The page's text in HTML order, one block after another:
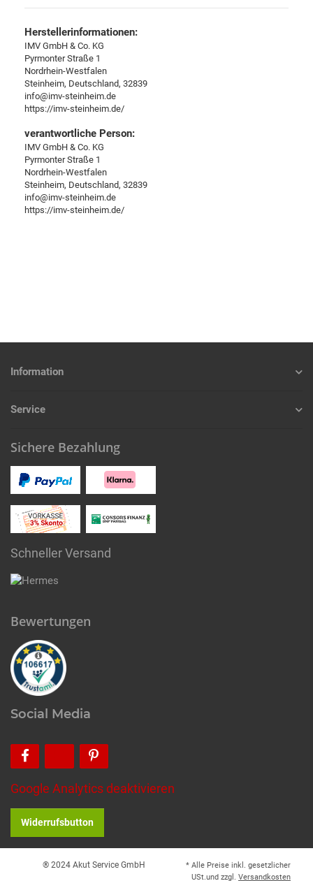
Herstellerinformationen:
IMV GmbH & Co. KG
Pyrmonter Straße 1
Nordrhein-Westfalen
Steinheim, Deutschland, 32839
info@imv-steinheim.de
https://imv-steinheim.de/
verantwortliche Person:
IMV GmbH & Co. KG
Pyrmonter Straße 1
Nordrhein-Westfalen
Steinheim, Deutschland, 32839
info@imv-steinheim.de
https://imv-steinheim.de/
Information
Service
Sichere Bezahlung
Schneller Versand
Bewertungen
Social Media
Google Analytics deaktivieren
Widerrufsbutton
® 2024 Akut Service GmbH
* Alle Preise inkl. gesetzlicher
USt.und zzgl. Versandkosten